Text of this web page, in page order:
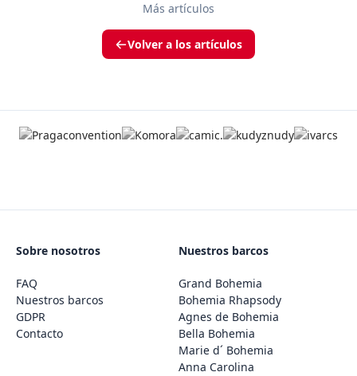
Más artículos
Volver a los artículos
Sobre nosotros
FAQ
Nuestros barcos
GDPR
Contacto
Nuestros barcos
Grand Bohemia
Bohemia Rhapsody
Agnes de Bohemia
Bella Bohemia
Marie d´ Bohemia
Anna Carolina